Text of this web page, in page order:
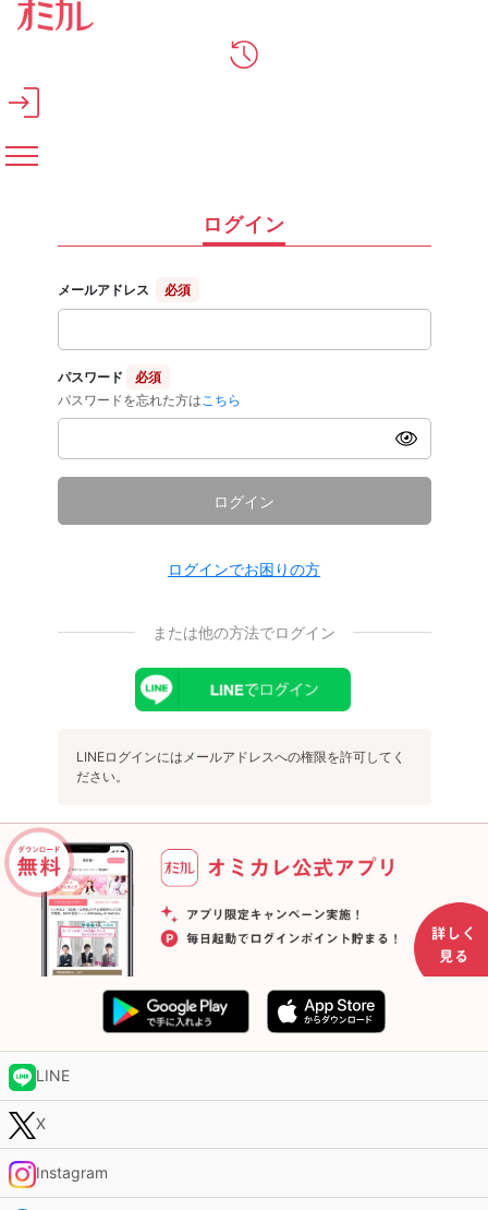
メインコンテンツへスキップ
ログイン
メールアドレス 必須
パスワード
必須
パスワードを忘れた方は こちら
ログイン
ログインでお困りの方
または他の方法でログイン
LINEログインにはメールアドレスへの権限を許可してく
ださい。
LINE
X
Instagram